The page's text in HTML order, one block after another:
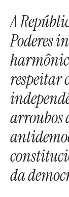
A
Poderes
respeitar
da